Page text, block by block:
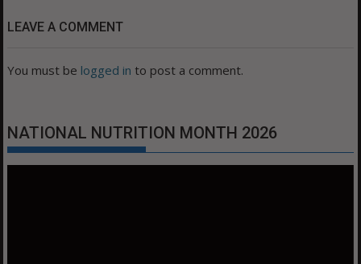
LEAVE A COMMENT
You must be logged in to post a comment.
NATIONAL NUTRITION MONTH 2026